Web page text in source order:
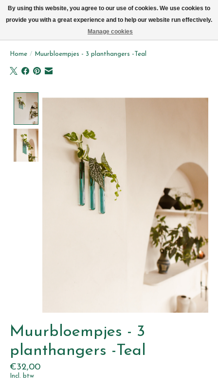
Home / Muurbloempjes - 3 planthangers -Teal
Product image slideshow Items
Muurbloempjes - 3
planthangers -Teal
€32,00
Incl. btw
By using this website, you agree to our use of cookies. We use cookies to
provide you with a great experience and to help our website run effectively.
Manage cookies